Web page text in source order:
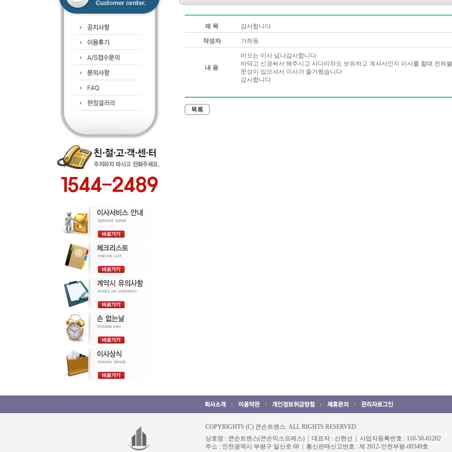
제 목 감사합니다
작성자 가좌동
내 용
비오는 이사 넘나감사합니다
바닥고 신경써서 해주시고 사다리차도 보유하고 계셔서인지 이사를 할때 전혀
문성이 있으셔서 이사가 즐거웠습니다.
감사합니다
COPYRIGHTS (C) 큰손트랜스. ALL RIGHTS RESERVED.
상호명 : 큰손트랜스(큰손익스프레스) | 대표자 : 신현선 | 사업자등록번호 : 110-50-61202
주소 : 인천광역시 부평구 일신로 60 | 통신판매신고번호 : 제 2012-인천부평-00349호